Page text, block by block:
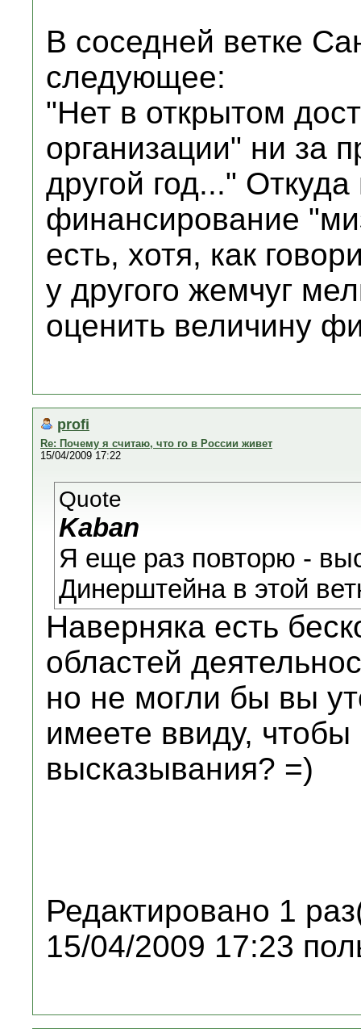
В соседней ветке
следующее:
"Нет в открытом
организации" ни за
другой год..."
финансирование
есть, хотя, как
у другого жемчуг
оценить величину
profi
Re: Почему я считаю, что го в России живет
15/04/2009 17:22
Quote
Kaban
Я еще раз повторю -
Динерштейна в этой
Наверняка есть
областей
но не могли бы вы
имеете ввиду,
высказывания? =)
Редактировано 1
15/04/2009 17:23